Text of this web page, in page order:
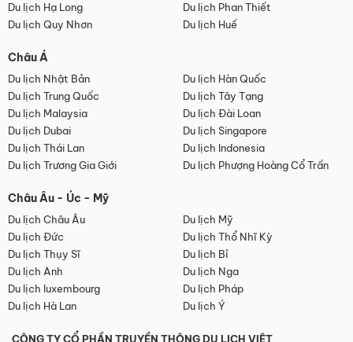
Du lịch Hạ Long
Du lịch Phan Thiết
Du lịch Quy Nhơn
Du lịch Huế
Châu Á
Du lịch Nhật Bản
Du lịch Hàn Quốc
Du lịch Trung Quốc
Du lịch Tây Tạng
Du lịch Malaysia
Du lịch Đài Loan
Du lịch Dubai
Du lịch Singapore
Du lịch Thái Lan
Du lịch Indonesia
Du lịch Trương Gia Giới
Du lịch Phượng Hoàng Cổ Trấn
Châu Âu - Úc - Mỹ
Du lịch Châu Âu
Du lịch Mỹ
Du lịch Đức
Du lịch Thổ Nhĩ Kỳ
Du lịch Thụy Sĩ
Du lịch Bỉ
Du lịch Anh
Du lịch Nga
Du lịch luxembourg
Du lịch Pháp
Du lịch Hà Lan
Du lịch Ý
CÔNG TY CỔ PHẦN TRUYỀN THÔNG DU LỊCH VIỆT